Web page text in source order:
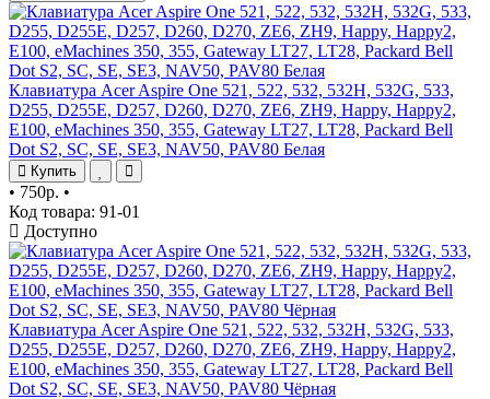
Клавиатура Acer Aspire One 521, 522, 532, 532H, 532G, 533,
D255, D255E, D257, D260, D270, ZE6, ZH9, Happy, Happy2,
E100, eMachines 350, 355, Gateway LT27, LT28, Packard Bell
Dot S2, SC, SE, SE3, NAV50, PAV80 Белая
Купить
• 750р. •
Код товара: 91-01
Доступно
Клавиатура Acer Aspire One 521, 522, 532, 532H, 532G, 533,
D255, D255E, D257, D260, D270, ZE6, ZH9, Happy, Happy2,
E100, eMachines 350, 355, Gateway LT27, LT28, Packard Bell
Dot S2, SC, SE, SE3, NAV50, PAV80 Чёрная